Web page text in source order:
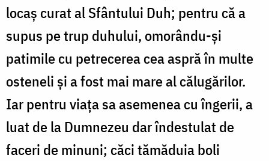
locaș curat al Sfântului Duh; pentru că a
supus pe trup duhului, omorându-și
patimile cu petrecerea cea aspră în multe
osteneli și a fost mai mare al călugărilor.
Iar pentru viața sa asemenea cu îngerii, a
luat de la Dumnezeu dar îndestulat de
faceri de minuni; căci tămăduia boli